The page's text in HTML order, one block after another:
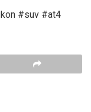
#suv #at4